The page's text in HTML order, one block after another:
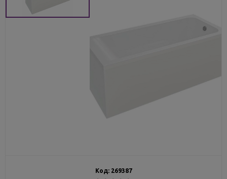
Код: 269387